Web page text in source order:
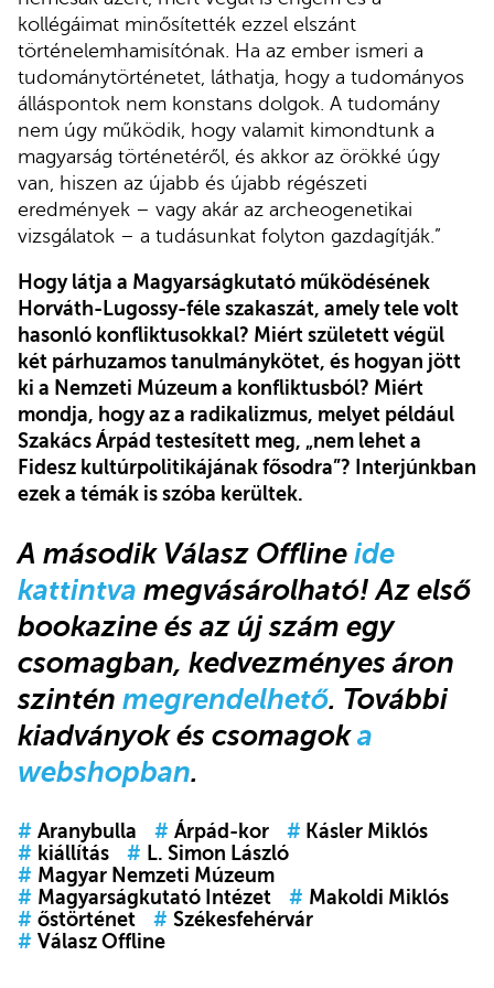
kollégáimat minősítették ezzel elszánt
történelemhamisítónak. Ha az ember ismeri a
tudománytörténetet, láthatja, hogy a tudományos
álláspontok nem konstans dolgok. A tudomány
nem úgy működik, hogy valamit kimondtunk a
magyarság történetéről, és akkor az örökké úgy
van, hiszen az újabb és újabb régészeti
eredmények – vagy akár az archeogenetikai
vizsgálatok – a tudásunkat folyton gazdagítják.”
Hogy látja a Magyarságkutató működésének
Horváth-Lugossy-féle szakaszát, amely tele volt
hasonló konfliktusokkal? Miért született végül
két párhuzamos tanulmánykötet, és hogyan jött
ki a Nemzeti Múzeum a konfliktusból? Miért
mondja, hogy az a radikalizmus, melyet például
Szakács Árpád testesített meg, „nem lehet a
Fidesz kultúrpolitikájának fősodra”? Interjúnkban
ezek a témák is szóba kerültek.
A második Válasz Offline ide
kattintva megvásárolható! Az első
bookazine és az új szám egy
csomagban, kedvezményes áron
szintén megrendelhető. További
kiadványok és csomagoka
webshopban.
# Aranybulla # Árpád-kor # Kásler Miklós
# kiállítás # L. Simon László
# Magyar Nemzeti Múzeum
# Magyarságkutató Intézet # Makoldi Miklós
# őstörténet # Székesfehérvár
# Válasz Offline